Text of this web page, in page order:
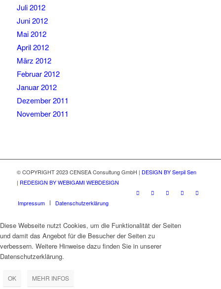
Juli 2012
Juni 2012
Mai 2012
April 2012
März 2012
Februar 2012
Januar 2012
Dezember 2011
November 2011
© COPYRIGHT 2023 CENSEA Consultung GmbH | DESIGN BY Serpil Sen
| REDESIGN BY WEBIGAMI WEBDESIGN
Impressum Datenschutzerklärung
Diese Webseite nutzt Cookies, um die Funktionalität der Seiten
und damit das Angebot für die Besucher der Seiten zu
verbessern. Weitere Hinweise dazu finden Sie in unserer
Datenschutzerklärung.
OK MEHR INFOS